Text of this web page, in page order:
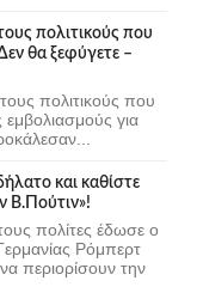
πολιτικούς που
θα ξεφύγετε –
πολιτικούς που
εμβολιασμούς για
και καθίστε
Β.Πούτιν»!
πολίτες έδωσε ο
Ρόμπερτ
περιορίσουν την